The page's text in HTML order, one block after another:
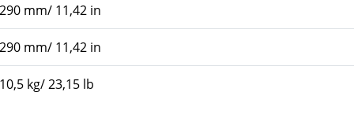
290 mm/ 11,42 in
290 mm/ 11,42 in
10,5 kg/ 23,15 lb